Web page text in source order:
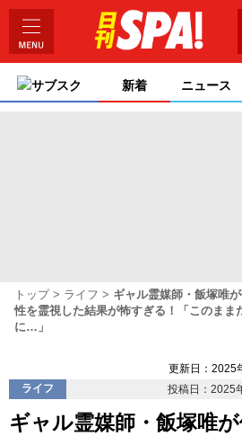
サブスク 新着 ニュース
トップ ライフ
ギャル霊媒師・飯塚唯
性を霊視した結果が怖すぎる！「このまま
に…」
更新日：2025
ライフ
投稿日：2025
ギャル霊媒師・飯塚唯